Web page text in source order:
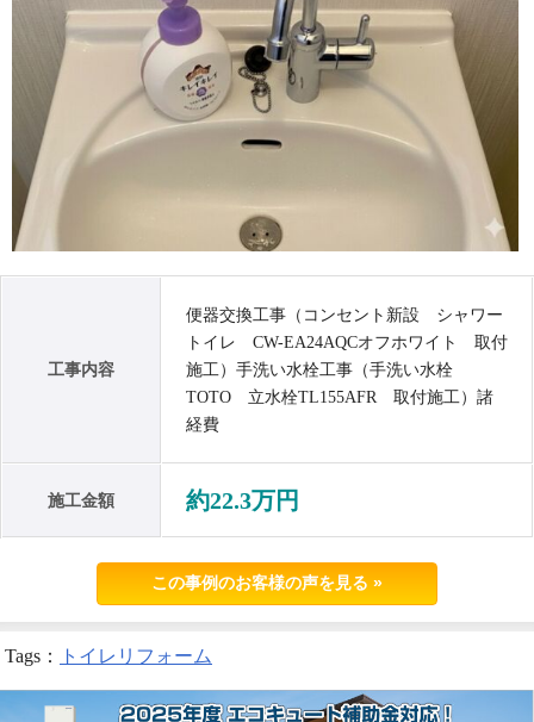
工事内容
便器交換工事（コンセント新設 シャワー
トイレ CW-EA24AQCオフホワイト 取付
施工）手洗い水栓工事（手洗い水栓
TOTO 立水栓TL155AFR 取付施工）諸
経費
施工金額 約22.3万円
この事例のお客様の声を見る »
Tags： トイレリフォーム